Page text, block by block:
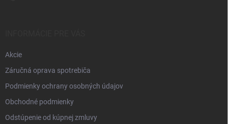
Akcie
Záručná oprava spotrebiča
Podmienky ochrany osobných údajov
Obchodné podmienky
Odstúpenie od kúpnej zmluvy